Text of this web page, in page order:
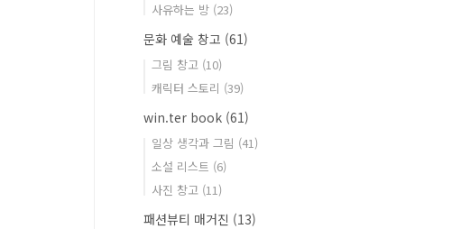
사유하는 방 (23)
문화 예술 창고 (61)
그림 창고 (10)
캐릭터 스토리 (39)
win.ter book (61)
일상 생각과 그림 (41)
소설 리스트 (6)
사진 창고 (11)
패션뷰티 매거진 (13)